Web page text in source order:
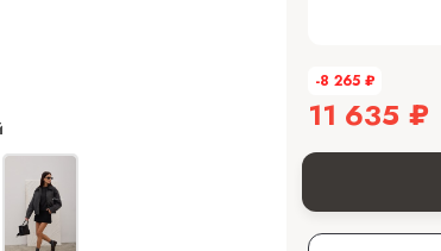
-8 265 ₽
11 635 ₽